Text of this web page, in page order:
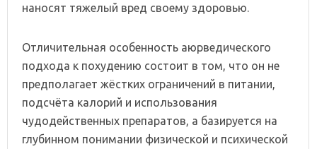
наносят тяжелый вред своему здоровью.
Отличительная особенность аюрведического
подхода к похудению состоит в том, что он не
предполагает жёстких ограничений в питании,
подсчёта калорий и использования
чудодейственных препаратов, а базируется на
глубинном понимании физической и психической